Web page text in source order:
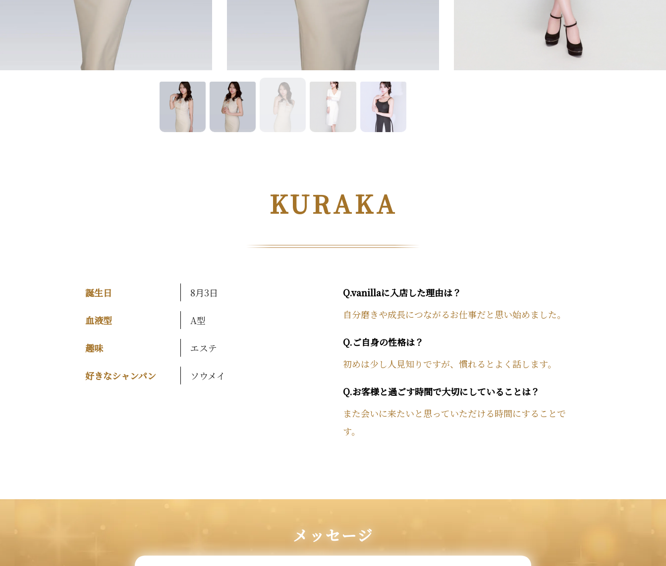
KURAKA
誕生日 8月3日
血液型 A型
趣味 エステ
好きなシャンパン ソウメイ
Q.vanillaに入店した理由は？
自分磨きや成長につながるお仕事だと思い始めました。
Q.ご自身の性格は？
初めは少し人見知りですが、慣れるとよく話します。
Q.お客様と過ごす時間で大切にしていることは？
また会いに来たいと思っていただける時間にすることで
す。
メッセージ